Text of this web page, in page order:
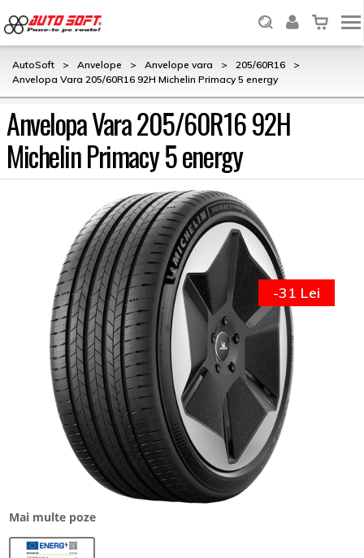
AutoSoft > Anvelope > Anvelope vara > 205/60R16
>
Anvelopa Vara 205/60R16 92H Michelin Primacy 5 energy
Anvelopa Vara 205/60R16 92H
Michelin Primacy 5 energy
Mai multe poze
-31 Lei